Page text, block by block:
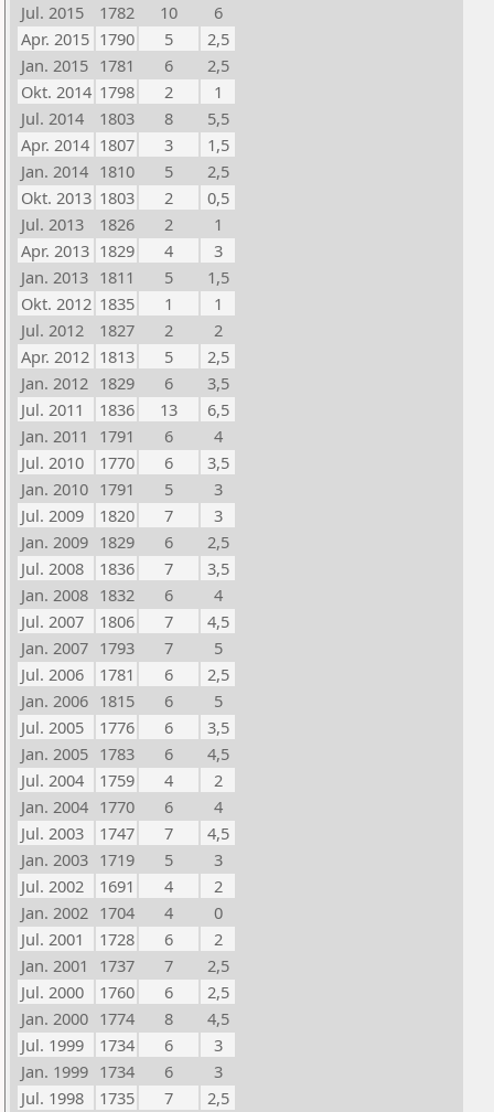
Jul. 2015
1782 10
6
Apr. 2015 1790 5
2,5
Jan. 2015 1781 6
2,5
Okt. 2014 1798 2
1
Jul. 2014
1803 8
5,5
Apr. 2014 1807 3
1,5
Jan. 2014 1810 5
2,5
Okt. 2013 1803 2
0,5
Jul. 2013
1826 2
1
Apr. 2013 1829 4
3
Jan. 2013 1811 5
1,5
Okt. 2012 1835 1
1
Jul. 2012
1827 2
2
Apr. 2012 1813 5
2,5
Jan. 2012 1829 6
3,5
Jul. 2011
1836 13
6,5
Jan. 2011
1791 6
4
Jul. 2010
1770 6
3,5
Jan. 2010 1791 5
3
Jul. 2009
1820 7
3
Jan. 2009 1829 6
2,5
Jul. 2008
1836 7
3,5
Jan. 2008 1832 6
4
Jul. 2007
1806 7
4,5
Jan. 2007 1793 7
5
Jul. 2006
1781 6
2,5
Jan. 2006 1815 6
5
Jul. 2005
1776 6
3,5
Jan. 2005 1783 6
4,5
Jul. 2004
1759 4
2
Jan. 2004 1770 6
4
Jul. 2003
1747 7
4,5
Jan. 2003 1719 5
3
Jul. 2002
1691 4
2
Jan. 2002 1704 4
0
Jul. 2001
1728 6
2
Jan. 2001
1737 7
2,5
Jul. 2000
1760 6
2,5
Jan. 2000 1774 8
4,5
Jul. 1999
1734 6
3
Jan. 1999 1734 6
3
Jul. 1998
1735 7
2,5